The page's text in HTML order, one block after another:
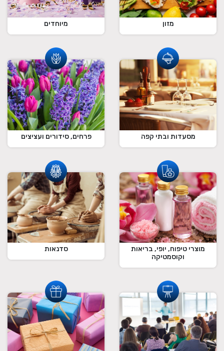
מזון מיוחדים
מסעדות ובתי קפה פרחים, סידורים ועציצים
מוצרי טיפוח, יופי, בריאות
וקוסמטיקה
סדנאות